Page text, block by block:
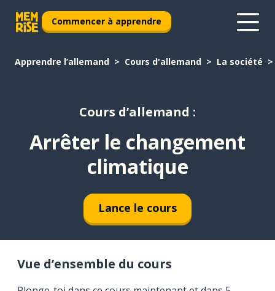
Commencer à apprendre
Apprendre l’allemand Cours d'allemand La société
Cours d’allemand :
Arrêter le changement
climatique
Lance le cours
Vue d’ensemble du cours